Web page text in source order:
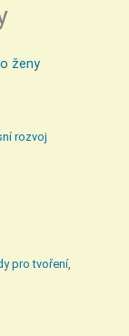
rozvoj
pro tvoření